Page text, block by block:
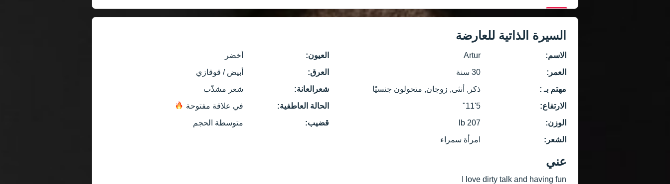
السيرة الذاتية للعارضة
الاسم:
Artur
العمر:
30 سنة
مهتم بـ :
ذكر, أنثى, زوجان, متحولون جنسيًا
الارتفاع:
5'11"
الوزن:
207 lb
الشعر:
امرأة سمراء
العيون:
أخضر
العرق:
أبيض / قوقازي
شعرالعانة:
شعر مشذّب
الحالة العاطفية:
في علاقة مفتوحة
قضيب:
متوسطة الحجم
عني
I love dirty talk and having fun